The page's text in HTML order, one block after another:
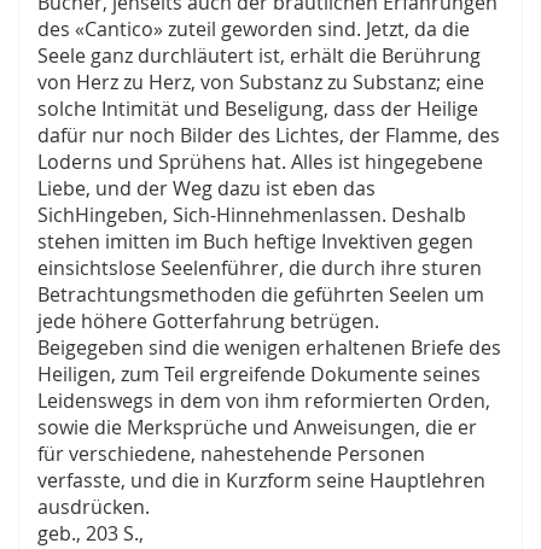
des «Cantico» zuteil geworden sind. Jetzt, da die
Seele ganz durchläutert ist, erhält die Berührung
von Herz zu Herz, von Substanz zu Substanz; eine
solche Intimität und Beseligung, dass der Heilige
dafür nur noch Bilder des Lichtes, der Flamme, des
Loderns und Sprühens hat. Alles ist hingegebene
Liebe, und der Weg dazu ist eben das
SichHingeben, Sich-Hinnehmenlassen. Deshalb
stehen imitten im Buch heftige Invektiven gegen
einsichtslose Seelenführer, die durch ihre sturen
Betrachtungsmethoden die geführten Seelen um
jede höhere Gotterfahrung betrügen.
Beigegeben sind die wenigen erhaltenen Briefe des
Heiligen, zum Teil ergreifende Dokumente seines
Leidenswegs in dem von ihm reformierten Orden,
sowie die Merksprüche und Anweisungen, die er
für verschiedene, nahestehende Personen
verfasste, und die in Kurzform seine Hauptlehren
ausdrücken.
geb., 203 S.,